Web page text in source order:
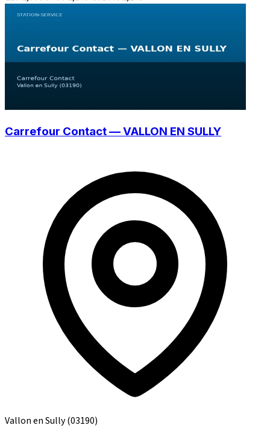
Carrefour Contact — VALLON EN SULLY
Vallon en Sully(03190)